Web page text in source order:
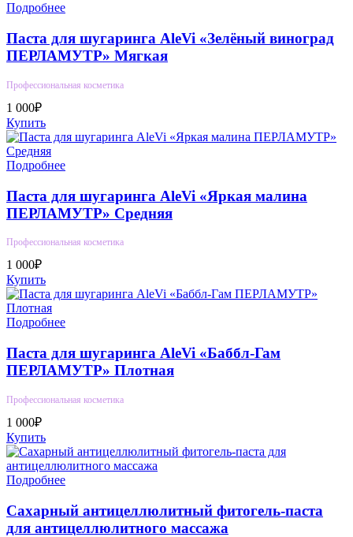
Подробнее
Паста для шугаринга AleVi «Зелёный виноград
ПЕРЛАМУТР» Мягкая
Профессиональная косметика
1 000₽
Купить
Подробнее
Паста для шугаринга AleVi «Яркая малина
ПЕРЛАМУТР» Средняя
Профессиональная косметика
1 000₽
Купить
Подробнее
Паста для шугаринга AleVi «Баббл-Гам
ПЕРЛАМУТР» Плотная
Профессиональная косметика
1 000₽
Купить
Подробнее
Сахарный антицеллюлитный фитогель-паста
для антицеллюлитного массажа